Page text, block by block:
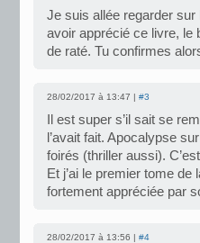
Je suis allée regarder
avoir apprécié ce livre, le
de raté. Tu confirmes
28/02/2017 à 13:47 | #3
Il est super s’il sait se
l’avait fait. Apocalypse
foirés (thriller aussi).
Et j’ai le premier tome
fortement appréciée par
28/02/2017 à 13:56 | #4